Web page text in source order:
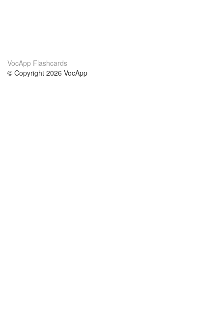
VocApp Flashcards
© Copyright 2026 VocApp